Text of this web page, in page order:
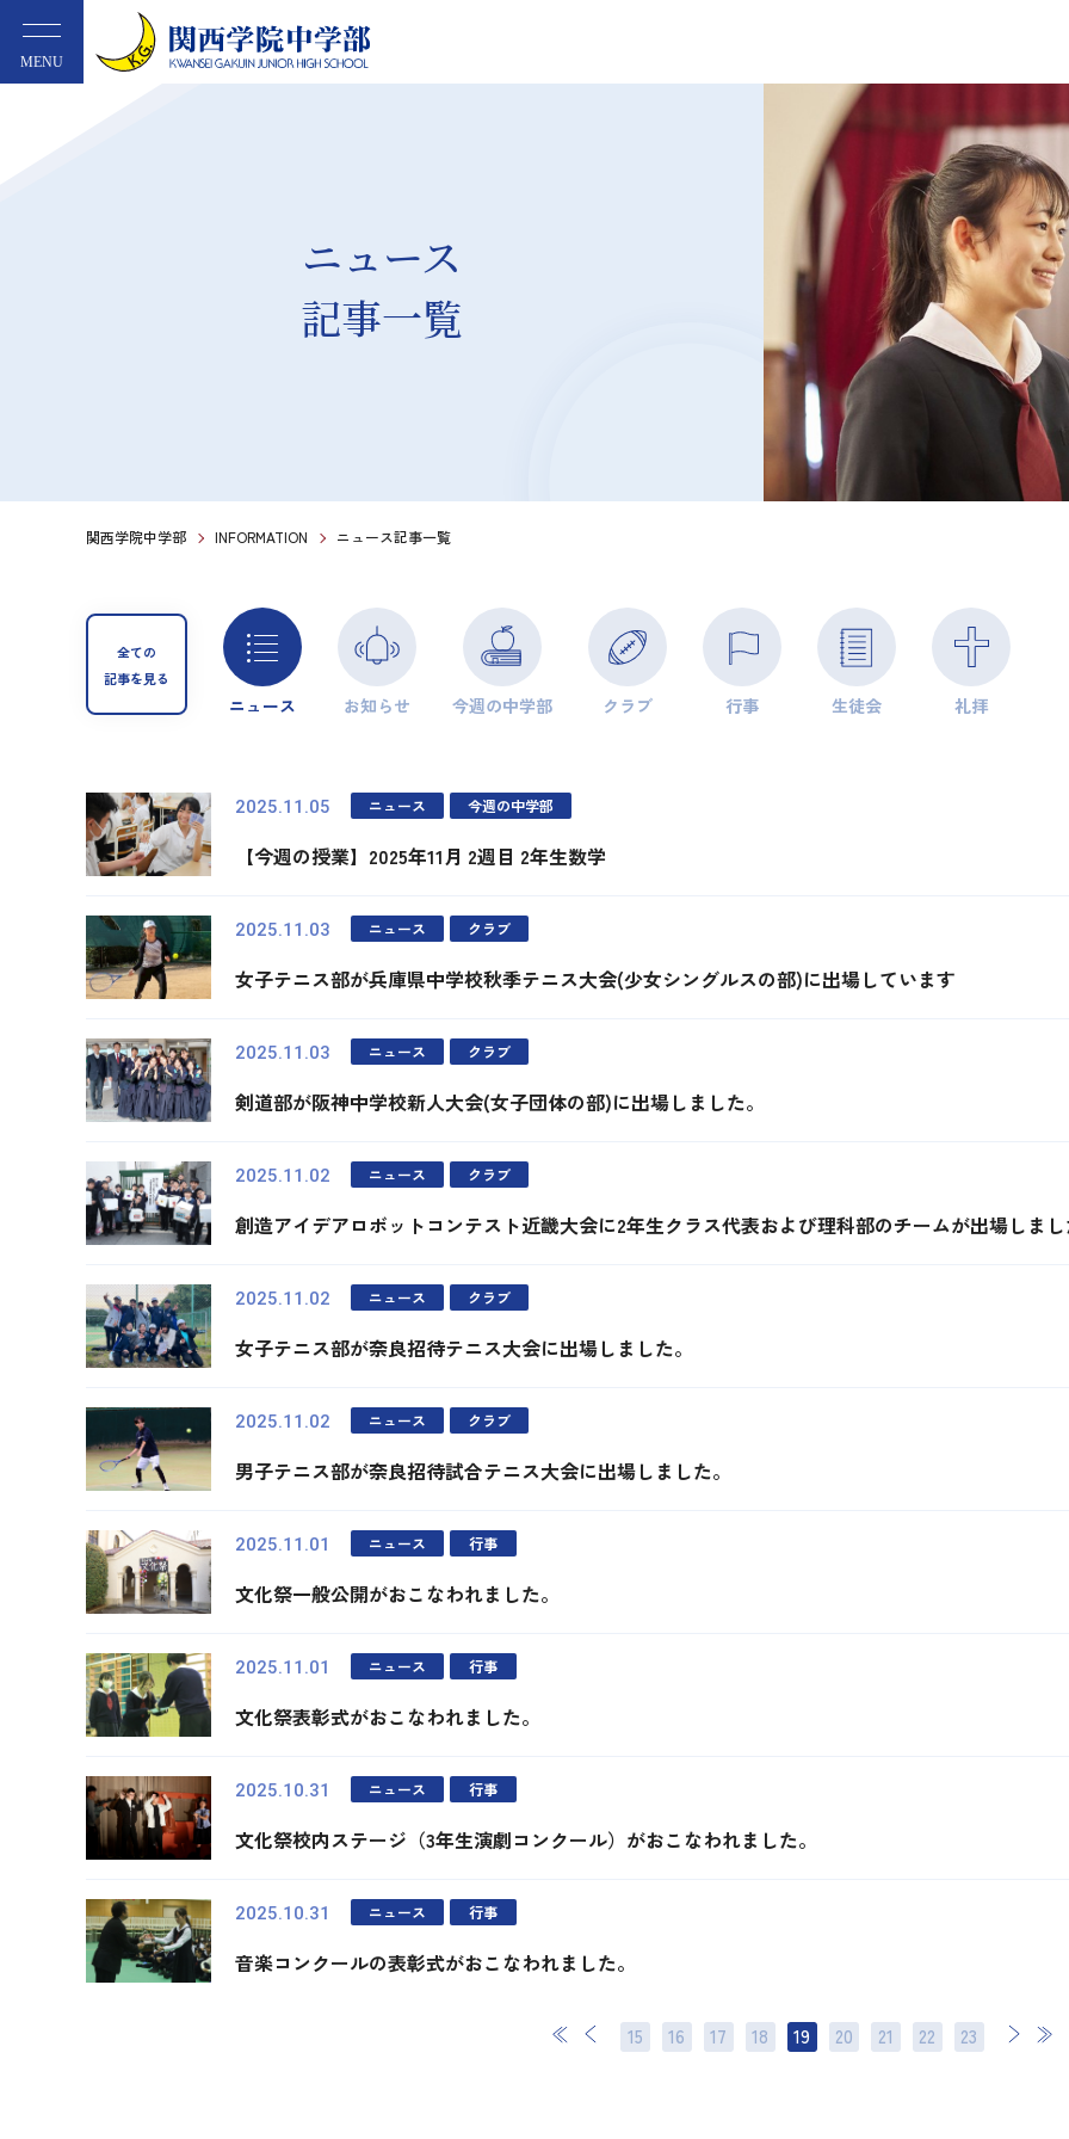
MENU
ニュース
記事一覧
関西学院中学部 INFORMATION ニュース記事一覧
全ての
記事を見る
ニュース お知らせ 今週の中学部 クラブ 行事 生徒会 礼拝
2025.11.05 ニュース 今週の中学部
【今週の授業】2025年11月 2週目 2年生数学
2025.11.03 ニュース クラブ
女子テニス部が兵庫県中学校秋季テニス大会(少女シングルスの部)に出場しています
2025.11.03 ニュース クラブ
剣道部が阪神中学校新人大会(女子団体の部)に出場しました。
2025.11.02 ニュース クラブ
創造アイデアロボットコンテスト近畿大会に2年生クラス代表および理科部のチームが出場しま
2025.11.02 ニュース クラブ
女子テニス部が奈良招待テニス大会に出場しました。
2025.11.02 ニュース クラブ
男子テニス部が奈良招待試合テニス大会に出場しました。
2025.11.01 ニュース 行事
文化祭一般公開がおこなわれました。
2025.11.01 ニュース 行事
文化祭表彰式がおこなわれました。
2025.10.31 ニュース 行事
文化祭校内ステージ（3年生演劇コンクール）がおこなわれました。
2025.10.31 ニュース 行事
音楽コンクールの表彰式がおこなわれました。
15 16 17 18 19 20 21 22 23
次 最後